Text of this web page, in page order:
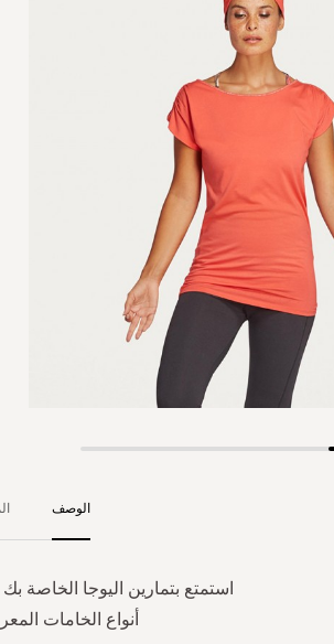
الوصف
استمتع بتمارين اليوجا
أنواع الخامات